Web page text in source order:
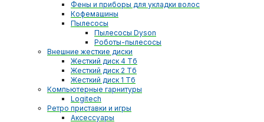
Фены и приборы для укладки волос
Кофемашины
Пылесосы
Пылесосы Dyson
Роботы-пылесосы
Внешние жесткие диски
Жесткий диск 4 Тб
Жесткий диск 2 Тб
Жесткий диск 1 Тб
Компьютерные гарнитуры
Logitech
Ретро приставки и игры
Аксессуары